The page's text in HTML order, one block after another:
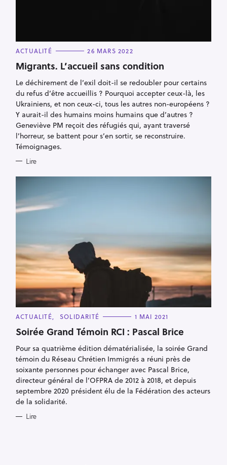
C
T
E
O
R
I
E
S
ACTUALITÉ 26 MARS 2022
Migrants. L’accueil sans condition
Le déchirement de l’exil doit-il se redoubler pour certains
du refus d’être accueillis ? Pourquoi accepter ceux-là, les
Ukrainiens, et non ceux-ci, tous les autres non-européens ?
Y aurait-il des humains moins humains que d’autres ?
Geneviève PM reçoit des réfugiés qui, ayant traversé
l’horreur, se battent pour s’en sortir, se reconstruire.
Témoignages.
Lire
C
T
E
O
R
I
E
S
ACTUALITÉ SOLIDARITÉ 1 MAI 2021
Soirée Grand Témoin RCI : Pascal Brice
Pour sa quatrième édition dématérialisée, la soirée Grand
témoin du Réseau Chrétien Immigrés a réuni près de
soixante personnes pour échanger avec Pascal Brice,
directeur général de l’OFPRA de 2012 à 2018, et depuis
septembre 2020 président élu de la Fédération des acteurs
de la solidarité.
Lire
h
e
r
c
h
e
r